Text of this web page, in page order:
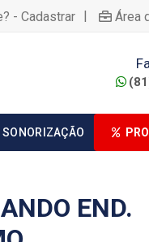
- Cadastrar | Área
SONORIZAÇÃO
END.